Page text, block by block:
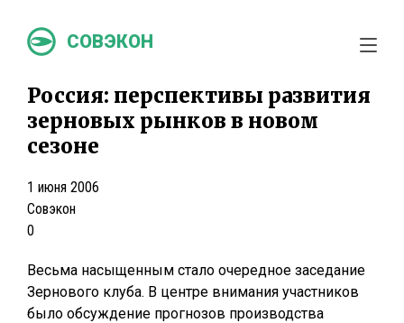
СОВЭКОН
Россия: перспективы развития
зерновых рынков в новом
сезоне
1 июня 2006
Совэкон
0
Весьма насыщенным стало очередное заседание
Зернового клуба. В центре внимания участников
было обсуждение прогнозов производства